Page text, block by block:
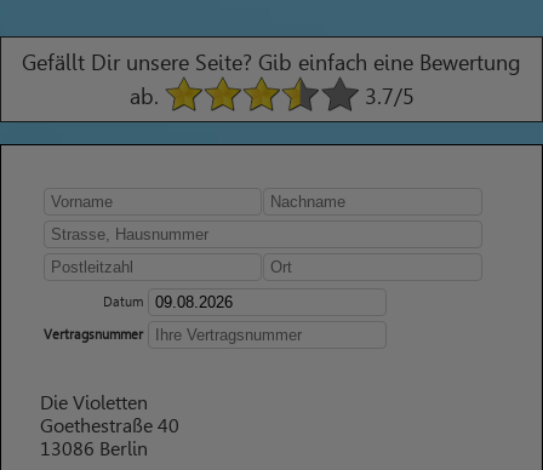
Gefällt Dir unsere Seite? Gib einfach eine Bewertung
ab.
3.7/5
Datum
Vertragsnummer
Die Violetten
Goethestraße 40
13086 Berlin